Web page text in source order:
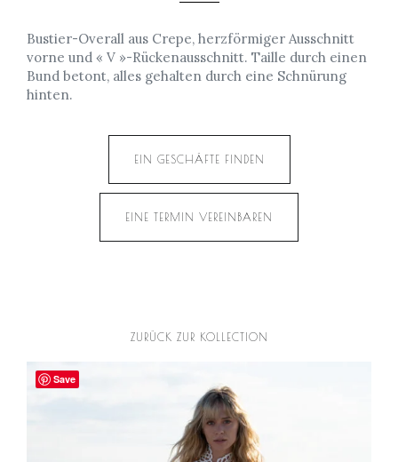
Bustier-Overall aus Crepe, herzförmiger Ausschnitt
vorne und « V »-Rückenausschnitt. Taille durch einen
Bund betont, alles gehalten durch eine Schnürung
hinten.
EIN GESCHÄFTE FINDEN
EINE TERMIN VEREINBAREN
ZURÜCK ZUR KOLLECTION
Save